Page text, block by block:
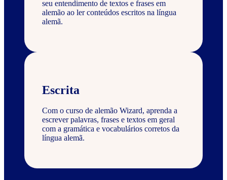
seu entendimento de textos e frases em
alemão ao ler conteúdos escritos na língua
alemã.
Escrita
Com o curso de alemão Wizard, aprenda a
escrever palavras, frases e textos em geral
com a gramática e vocabulários corretos da
língua alemã.